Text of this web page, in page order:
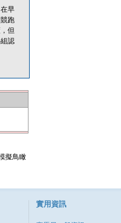
早
跑
但
認
擬鳥瞰
實用資訊